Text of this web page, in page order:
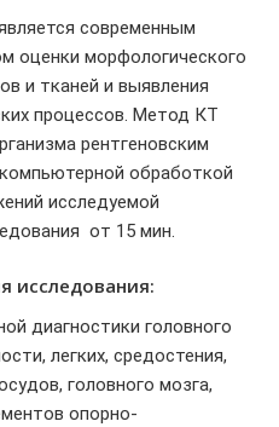
современным
оценки морфологического
и тканей и выявления
процессов. Метод КТ
рентгеновским
обработкой
исследуемой
от 15 мин.
исследования:
диагностики головного
легких, средостения,
головного мозга,
опорно-